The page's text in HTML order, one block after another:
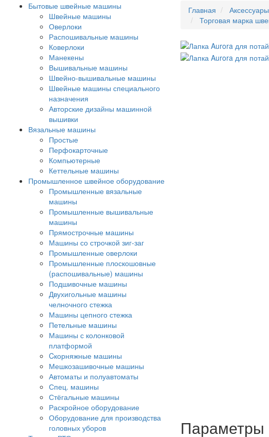
Бытовые швейные машины
Швейные машины
Оверлоки
Распошивальные машины
Коверлоки
Манекены
Вышивальные машины
Швейно-вышивальные машины
Швейные машины специального
назначения
Авторские дизайны машинной
вышивки
Вязальные машины
Простые
Перфокарточные
Компьютерные
Кеттельные машины
Промышленное швейное оборудование
Промышленные вязальные
машины
Промышленные вышивальные
машины
Прямострочные машины
Машины со строчкой зиг-заг
Промышленные оверлоки
Промышленные плоскошовные
(распошивальные) машины
Подшивочные машины
Двухигольные машины
челночного стежка
Машины цепного стежка
Петельные машины
Машины с колонковой
платформой
Cкорняжные машины
Мешкозашивочные машины
Автоматы и полуавтоматы
Спец. машины
Стёгальные машины
Раскройное оборудование
Оборудование для производства
головных уборов
Главная
Торговая марка
Параметры